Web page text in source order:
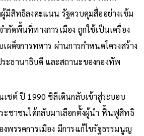
มีสิทธิลงคะแนน รัฐควบคุมสื่ออย่างเข้ม
กัดพื้นที่ทางการเมือง ถูกใช้เป็นเครื่อง
ผด็จการทหาร ผ่านการกำหนดโครงสร้าง
ะธานาธิบดี และสถานะของกองทัพ
ชต์ ปี 1990 ชิลีเดินกลับเข้าสู่ระบอบ
ะชาชนได้กลับมาเลือกตั้งผู้นำ ฟื้นฟูสิทธิ
พรรคการเมือง มีการแก้ไขรัฐธรรมนูญ